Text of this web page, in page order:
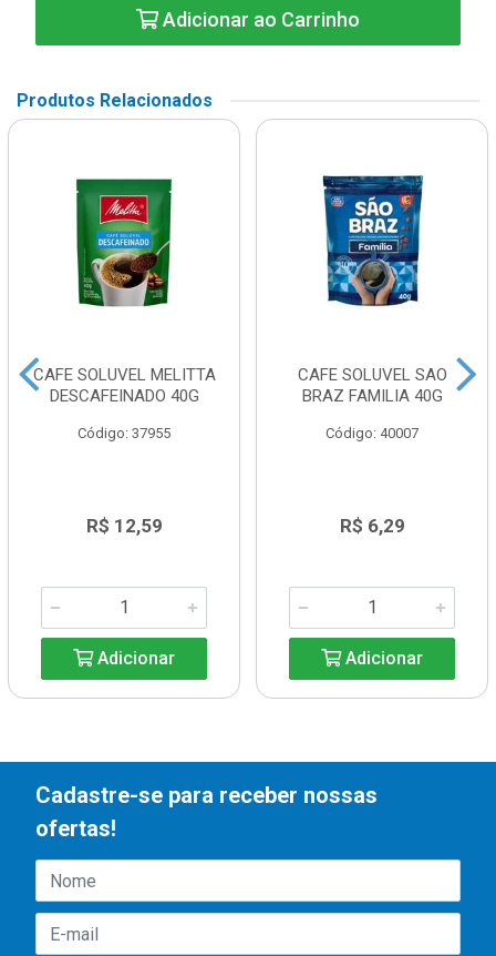
Adicionar ao Carrinho
Produtos Relacionados
CAFE SOLUVEL MELITTA
DESCAFEINADO 40G
Código: 37955
R$ 12,59
Adicionar
CAFE SOLUVEL SAO
BRAZ FAMILIA 40G
Código: 40007
R$ 6,29
Adicionar
Cadastre-se para receber nossas
ofertas!